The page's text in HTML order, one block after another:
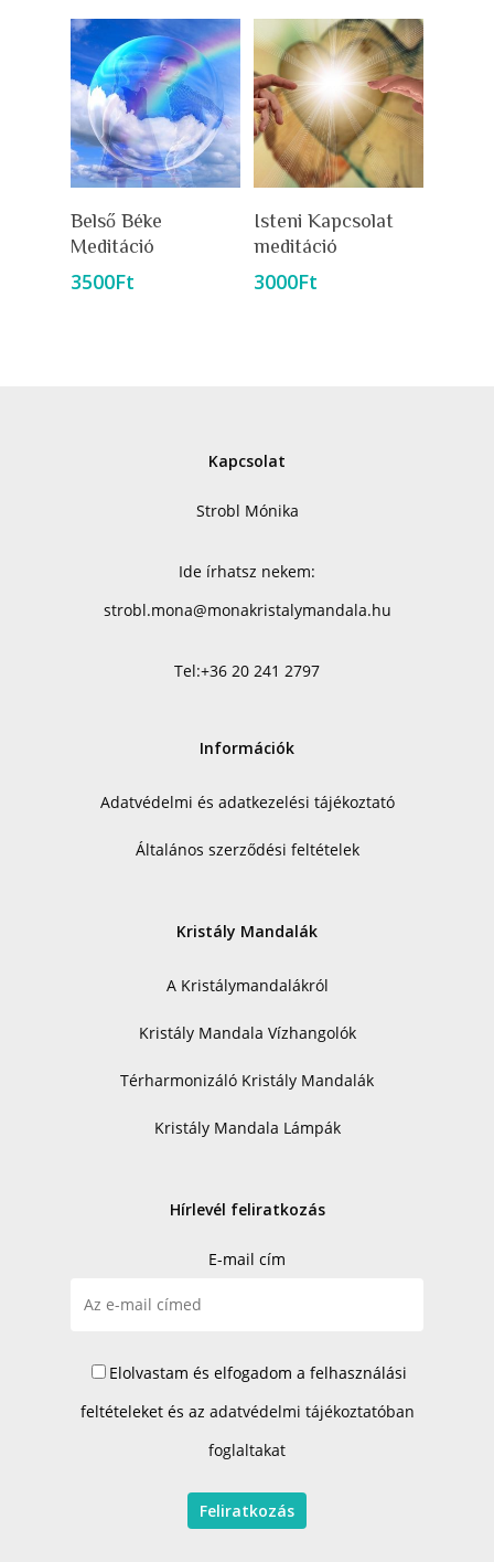
Kosárba Teszem
Belső Béke
Meditáció
3500Ft
Kosárba Teszem
Isteni Kapcsolat
meditáció
3000Ft
Kapcsolat
Strobl Mónika
Ide írhatsz nekem:
strobl.mona@monakristalymandala.hu
Tel:+36 20 241 2797
Információk
Adatvédelmi és adatkezelési tájékoztató
Általános szerződési feltételek
Kristály Mandalák
A Kristálymandalákról
Kristály Mandala Vízhangolók
Térharmonizáló Kristály Mandalák
Kristály Mandala Lámpák
Hírlevél feliratkozás
E-mail cím
Elolvastam és elfogadom a felhasználási
feltételeket és az adatvédelmi tájékoztatóban
foglaltakat